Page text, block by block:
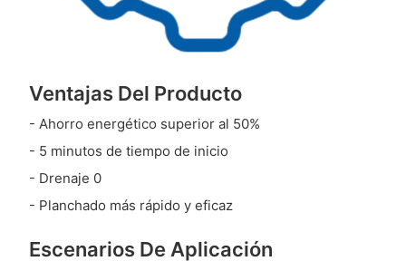
Ventajas Del Producto
- Ahorro energético superior al 50%
- 5 minutos de tiempo de inicio
- Drenaje 0
- Planchado más rápido y eficaz
Escenarios De Aplicación